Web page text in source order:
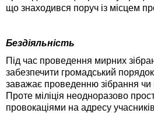
що знаходився поруч із місцем
Бездіяльність
Під час проведення мирних
забезпечити громадський порядок
заважає проведенню зібрання чи
Проте міліція неодноразово
провокаціями на адресу